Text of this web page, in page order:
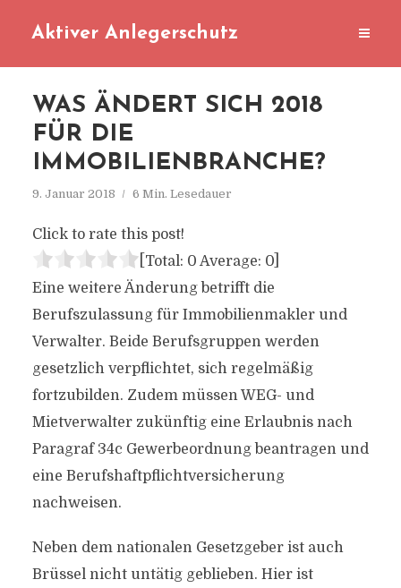
Aktiver Anlegerschutz
WAS ÄNDERT SICH 2018
FÜR DIE
IMMOBILIENBRANCHE?
9. Januar 2018 6 Min. Lesedauer
Click to rate this post!
[Total: 0 Average: 0]
Eine weitere Änderung betrifft die
Berufszulassung für Immobilienmakler und
Verwalter. Beide Berufsgruppen werden
gesetzlich verpflichtet, sich regelmäßig
fortzubilden. Zudem müssen WEG- und
Mietverwalter zukünftig eine Erlaubnis nach
Paragraf 34c Gewerbeordnung beantragen und
eine Berufshaftpflichtversicherung
nachweisen.
Neben dem nationalen Gesetzgeber ist auch
Brüssel nicht untätig geblieben. Hier ist